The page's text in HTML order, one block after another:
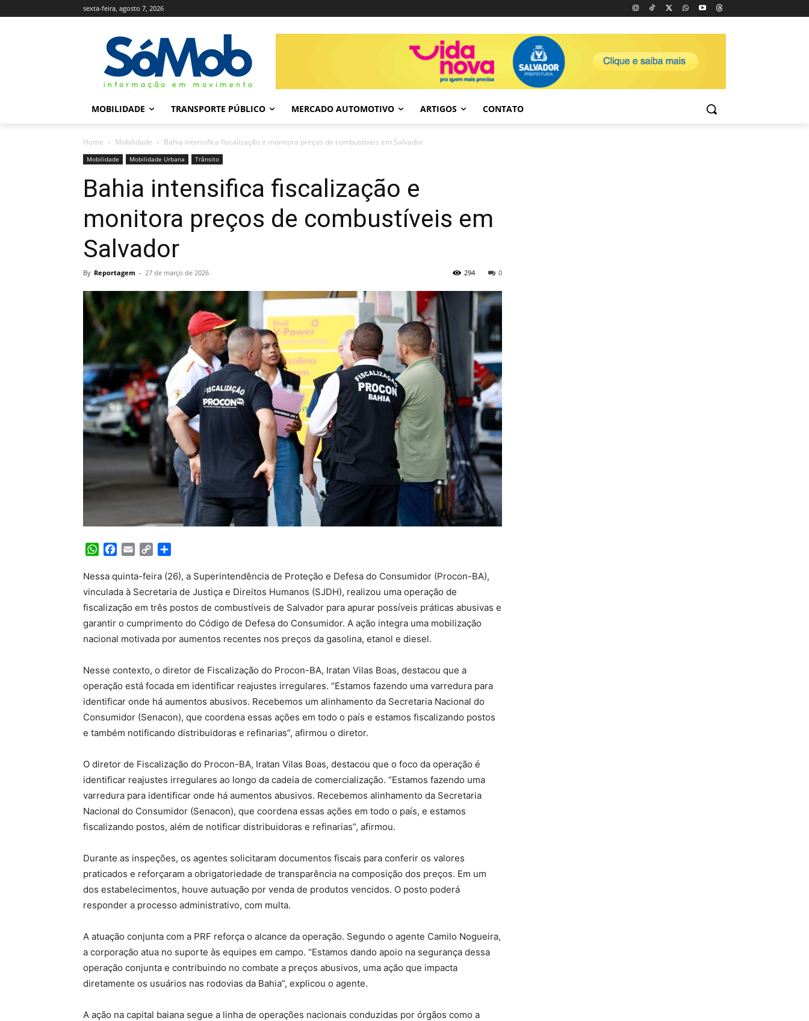
sexta-feira, agosto 7, 2026
MOBILIDADE TRANSPORTE PÚBLICO MERCADO AUTOMOTIVO ARTIGOS CONTATO
Home Mobilidade Bahia intensifica fiscalização e monitora preços de combustíveis em Salvador
Mobilidade Mobilidade Urbana Trânsito
Bahia intensifica fiscalização e
monitora preços de combustíveis em
Salvador
By Reportagem - 27 de março de 2026 0
294
WhatsApp
Facebook
Email Copy
Nessa quinta-feira (26), a Superintendência de Proteção e Defesa do Consumidor (Procon-BA),
vinculada à Secretaria de Justiça e Direitos Humanos (SJDH), realizou uma operação de
fiscalização em três postos de combustíveis de Salvador para apurar possíveis práticas abusivas e
garantir o cumprimento do Código de Defesa do Consumidor. A ação integra uma mobilização
nacional motivada por aumentos recentes nos preços da gasolina, etanol e diesel.
Nesse contexto, o diretor de Fiscalização do Procon-BA, Iratan Vilas Boas, destacou que a
operação está focada em identificar reajustes irregulares. “Estamos fazendo uma varredura para
identificar onde há aumentos abusivos. Recebemos um alinhamento da Secretaria Nacional do
Consumidor (Senacon), que coordena essas ações em todo o país e estamos fiscalizando postos
e também notificando distribuidoras e refinarias”, afirmou o diretor.
O diretor de Fiscalização do Procon-BA, Iratan Vilas Boas, destacou que o foco da operação é
identificar reajustes irregulares ao longo da cadeia de comercialização. “Estamos fazendo uma
varredura para identificar onde há aumentos abusivos. Recebemos alinhamento da Secretaria
Nacional do Consumidor (Senacon), que coordena essas ações em todo o país, e estamos
fiscalizando postos, além de notificar distribuidoras e refinarias”, afirmou.
Durante as inspeções, os agentes solicitaram documentos fiscais para conferir os valores
praticados e reforçaram a obrigatoriedade de transparência na composição dos preços. Em um
dos estabelecimentos, houve autuação por venda de produtos vencidos. O posto poderá
responder a processo administrativo, com multa.
A atuação conjunta com a PRF reforça o alcance da operação. Segundo o agente Camilo Nogueira,
a corporação atua no suporte às equipes em campo. “Estamos dando apoio na segurança dessa
operação conjunta e contribuindo no combate a preços abusivos, uma ação que impacta
diretamente os usuários nas rodovias da Bahia”, explicou o agente.
A ação na capital baiana segue a linha de operações nacionais conduzidas por órgãos como a